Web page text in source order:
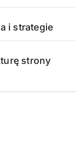
i strategie
strony